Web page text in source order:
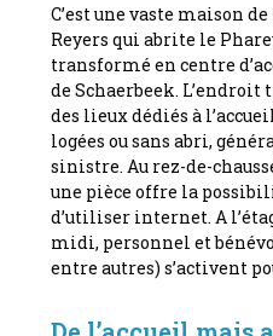
C’est une vaste maison
Reyers qui abrite le
transformé en centre
de Schaerbeek.
des lieux dédiés à
logées ou sans abri,
sinistre. Au rez-de-
une pièce offre la
d’utiliser internet. A
midi, personnel et
entre autres) s’activent